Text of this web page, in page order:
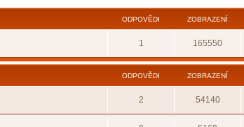
ODPOVĚDI ZOBRAZENÍ
1 165550
ODPOVĚDI ZOBRAZENÍ
2 54140